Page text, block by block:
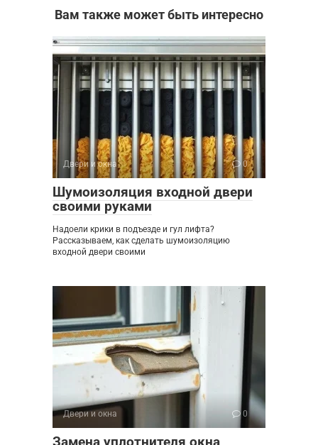
Вам также может быть интересно
Двери и окна 0
Шумоизоляция входной двери
своими руками
Надоели крики в подъезде и гул лифта?
Рассказываем, как сделать шумоизоляцию
входной двери своими
Двери и окна 0